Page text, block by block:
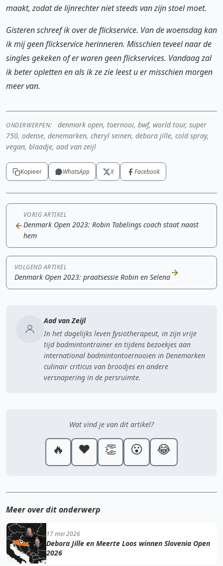
maakt, zodat de lijnrechter niet steeds van zijn stoel moet.
Gisteren schreef ik over de flickservice. Van de woensdag kan
ik mij geen flickservice herinneren. Misschien teveel naar de
singles gekeken of er waren geen flickservices. Vandaag zal
ik beter opletten en als ik ze zie leest u er misschien morgen
meer van.
ONDERWERPEN:
denmark open, toernooi, bwf, world tour, super
750, odense, denemarken, cheryl seinen, debora jille, cold spray,
vegan, blaadje, aad van zeijl
Kopieer WhatsApp X Facebook
VORIG ARTIKEL
Denmark Open 2023: Robin Tabelings coach staat naast
hem
VOLGEND ARTIKEL
Denmark Open 2023: praatsessie Robin en Selena
Aad van Zeijl
In het dagelijks leven fysiotherapeut, in zijn vrije
tijd badmintontrainer en tijdens bezoekjes aan
international badmintontoernooien in Denemarken
culinair criticus van broodjes en andere
versnapering in de persruimte.
Wat vind je van dit artikel?
🔥 ❤️ 👏 😮 😂
Meer over dit onderwerp
17 mei 2026
Debora Jille en Meerte Loos winnen Slovenia Open
2026